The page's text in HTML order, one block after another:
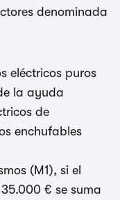
denominada
eléctricos puros
la ayuda
de
enchufables
(M1), si el
€ se suma